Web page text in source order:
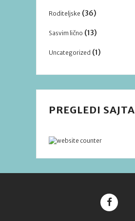
Roditeljske (36)
Sasvim lično (13)
Uncategorized (1)
PREGLEDI SAJTA